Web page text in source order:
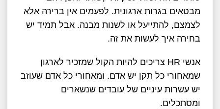
מבטאים בגרות ארגונית. לפעמים אין ברירה אלא
לצמצם, להתייעל או לשנות מבנה. אבל תמיד יש
בחירה איך לעשות את זה.
אנשי HR צריכים להיות הקול שמזכיר לארגון
שמאחורי כל תקן יש אדם. ומאחורי כל אדם שעוזב
יש עשרות עיניים של עובדים שנשארים
ומסתכלים.